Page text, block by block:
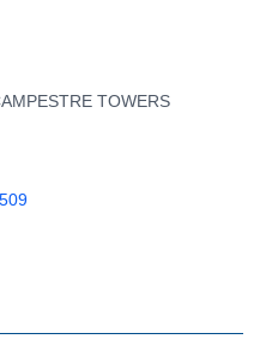
TOWERS